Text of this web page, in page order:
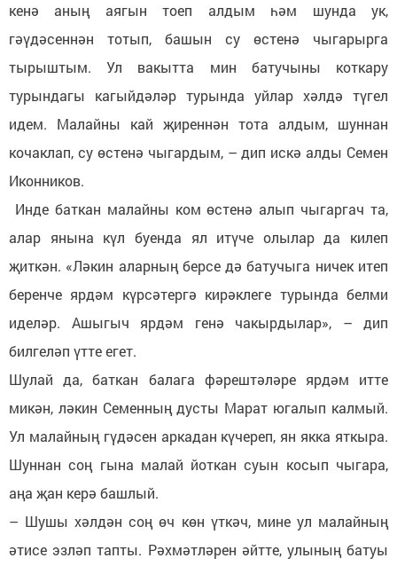
кенә аның аягын тоеп алдым һәм шунда ук,
гәүдәсеннән тотып, башын су өстенә чыгарырга
тырыштым. Ул вакытта мин батучыны коткару
турындагы кагыйдәләр турында уйлар хәлдә түгел
идем. Малайны кай җиреннән тота алдым, шуннан
кочаклап, су өстенә чыгардым, – дип искә алды Семен
Иконников.
Инде баткан малайны ком өстенә алып чыгаргач та,
алар янына күл буенда ял итүче олылар да килеп
җиткән. «Ләкин аларның берсе дә батучыга ничек итеп
беренче ярдәм күрсәтергә кирәклеге турында белми
иделәр. Ашыгыч ярдәм генә чакырдылар», – дип
билгеләп үтте егет.
Шулай да, баткан балага фәрештәләре ярдәм итте
микән, ләкин Семенның дусты Марат югалып калмый.
Ул малайның гүдәсен аркадан күчереп, ян якка яткыра.
Шуннан соң гына малай йоткан суын косып чыгара,
аңа җан керә башлый.
– Шушы хәлдән соң өч көн үткәч, мине ул малайның
әтисе эзләп тапты. Рәхмәтләрен әйтте, улының батуы